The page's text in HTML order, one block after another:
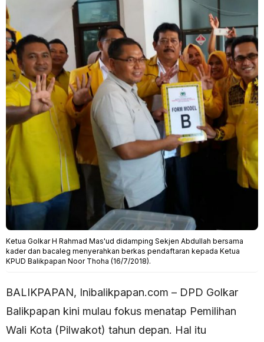
Ketua Golkar H Rahmad Mas'ud didamping Sekjen Abdullah bersama
kader dan bacaleg menyerahkan berkas pendaftaran kepada Ketua
KPUD Balikpapan Noor Thoha (16/7/2018).
BALIKPAPAN, Inibalikpapan.com – DPD Golkar
Balikpapan kini mulau fokus menatap Pemilihan
Wali Kota (Pilwakot) tahun depan. Hal itu